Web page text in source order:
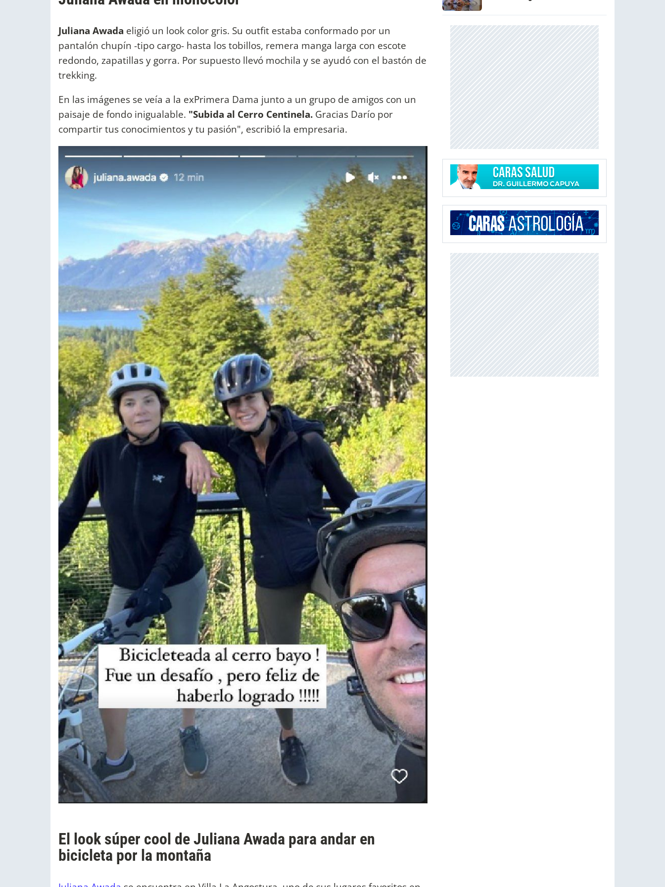
Juliana Awada eligió un look color gris. Su outfit estaba conformado por un
pantalón chupín -tipo cargo- hasta los tobillos, remera manga larga con escote
redondo, zapatillas y gorra. Por supuesto llevó mochila y se ayudó con el bastón de
trekking.
En las imágenes se veía a la exPrimera Dama junto a un grupo de amigos con un
paisaje de fondo inigualable. "Subida al Cerro Centinela. Gracias Darío por
compartir tus conocimientos y tu pasión", escribió la empresaria.
El look súper cool de Juliana Awada para andar en
bicicleta por la montaña